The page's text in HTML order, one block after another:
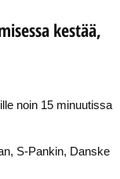
kestää,
noin 15 minuutissa
S-Pankin, Danske